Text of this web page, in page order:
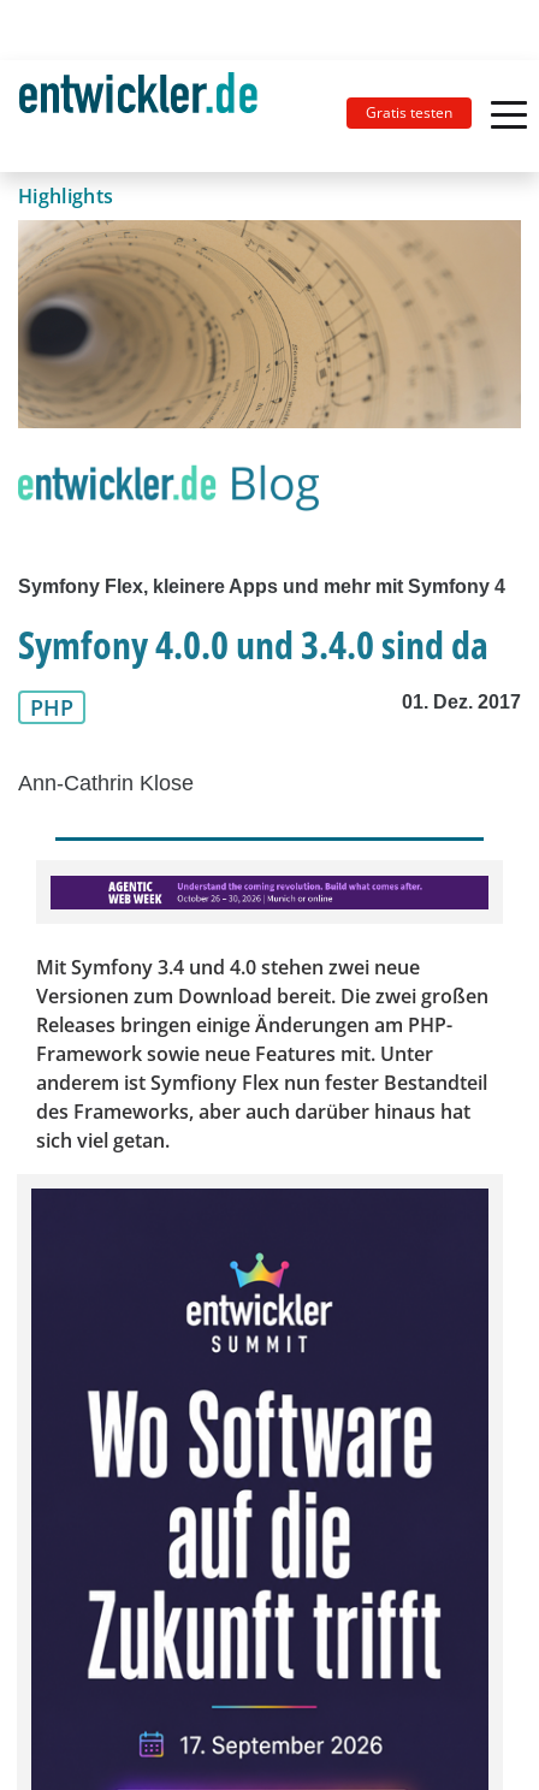
Gratis testen
Highlights
Symfony Flex, kleinere Apps und mehr mit Symfony 4
Symfony 4.0.0 und 3.4.0 sind da
PHP 01. Dez. 2017
Ann-Cathrin Klose
Mit Symfony 3.4 und 4.0 stehen zwei neue
Versionen zum Download bereit. Die zwei großen
Releases bringen einige Änderungen am PHP-
Framework sowie neue Features mit. Unter
anderem ist Symfiony Flex nun fester Bestandteil
des Frameworks, aber auch darüber hinaus hat
sich viel getan.